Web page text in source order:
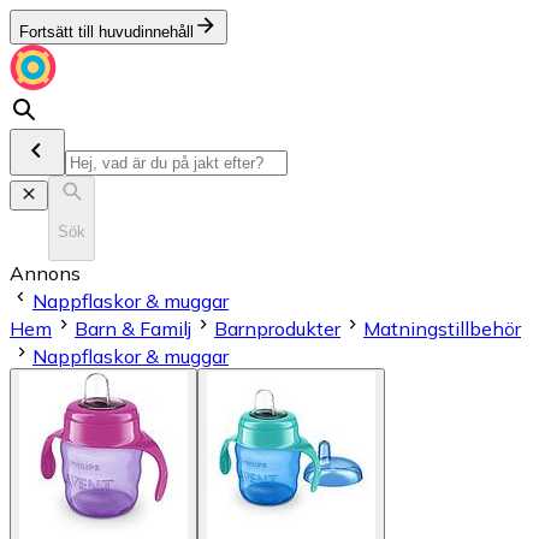
Fortsätt till huvudinnehåll
Sök
Annons
Nappflaskor & muggar
Hem
Barn & Familj Barnprodukter
Matningstillbehör
Nappflaskor & muggar